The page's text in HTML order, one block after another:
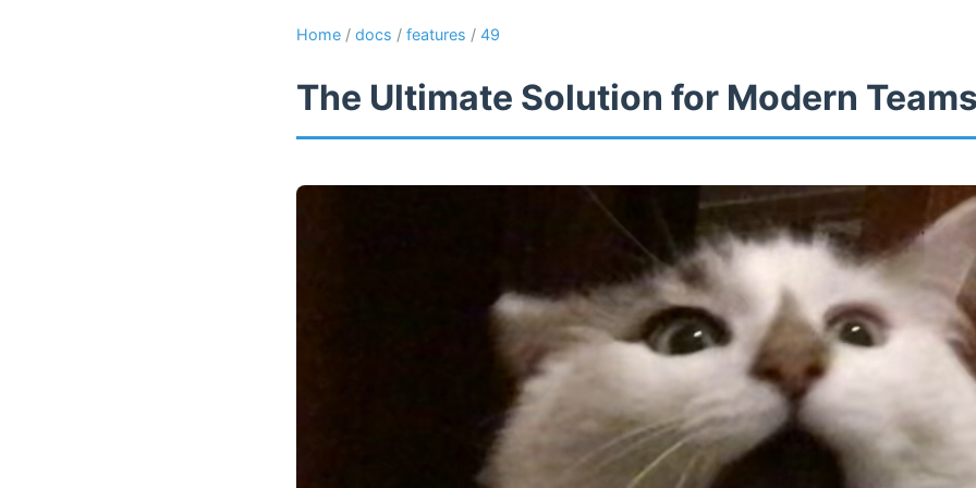
Home / docs / features / 49
The Ultimate Solution for Modern